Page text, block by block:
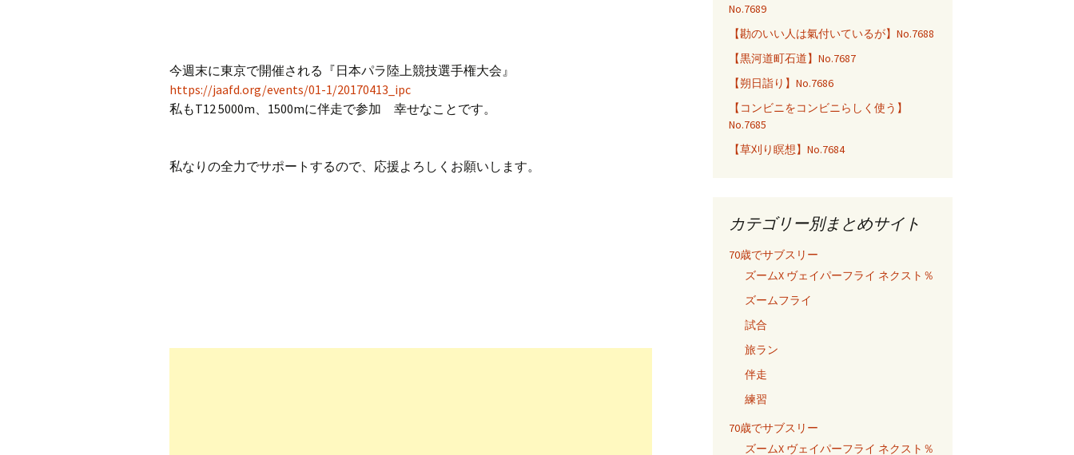
今週末に東京で開催される『日本パラ陸上競技選手権大会』
https://jaafd.org/events/01-1/20170413_ipc
私もT12 5000m、1500mに伴走で参加 幸せなことです。
私なりの全力でサポートするので、応援よろしくお願いします。
No.7689
【勘のいい人は氣付いているが】No.7688
【黒河道町石道】No.7687
【朔日詣り】No.7686
【コンビニをコンビニらしく使う】
No.7685
【草刈り瞑想】No.7684
カテゴリー別まとめサイト
70歳でサブスリー
ズームX ヴェイパーフライ ネクスト％
ズームフライ
試合
旅ラン
伴走
練習
70歳でサブスリー
ズームX ヴェイパーフライ ネクスト％